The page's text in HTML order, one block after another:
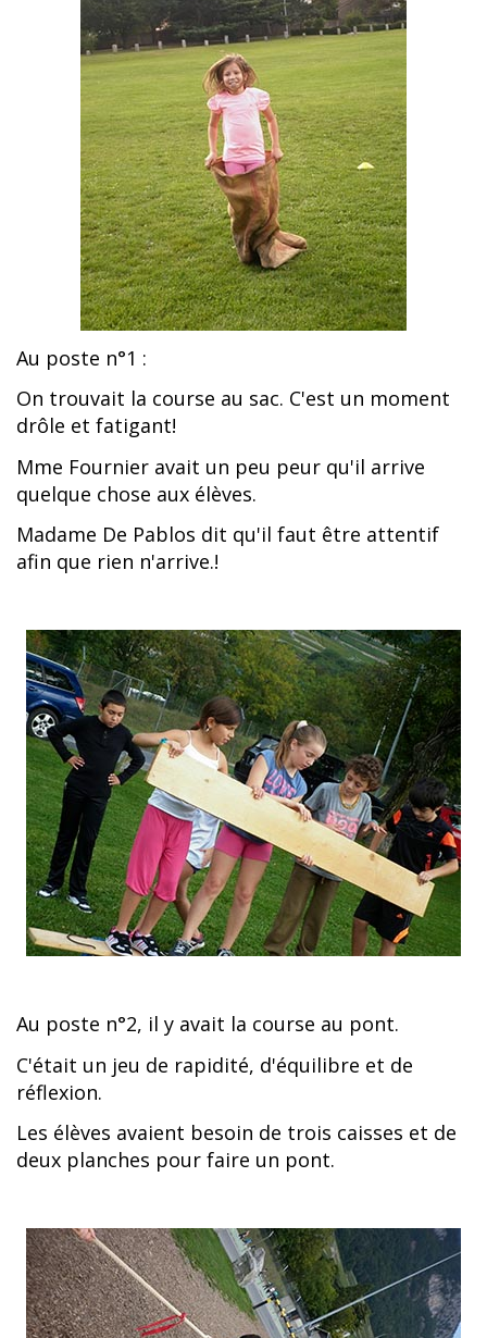
Au poste n°1 :
On trouvait la course au sac. C'est un moment
drôle et fatigant!
Mme Fournier avait un peu peur qu'il arrive
quelque chose aux élèves.
Madame De Pablos dit qu'il faut être attentif
afin que rien n'arrive.!
Au poste n°2, il y avait la course au pont.
C'était un jeu de rapidité, d'équilibre et de
réflexion.
Les élèves avaient besoin de trois caisses et de
deux planches pour faire un pont.